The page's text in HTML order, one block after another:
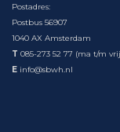
Postadres:
Postbus 56907
1040 AX Amsterdam
T 085-273 52 77 (ma t/m vrij
E info@sbwh.nl